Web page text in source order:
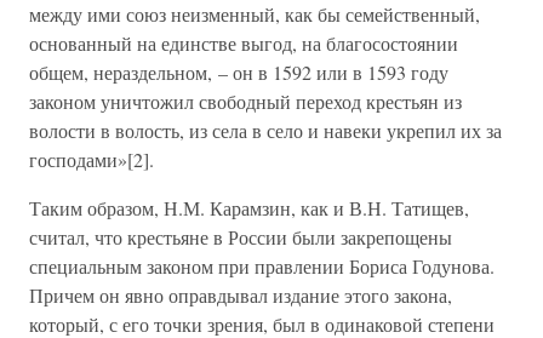
между ими союз неизменный, как бы семейственный,
основанный на единстве выгод, на благосостоянии
общем, нераздельном, – он в 1592 или в 1593 году
законом уничтожил свободный переход крестьян из
волости в волость, из села в село и навеки укрепил их за
господами»[2].
Таким образом, Н.М. Карамзин, как и В.Н. Татищев,
считал, что крестьяне в России были закрепощены
специальным законом при правлении Бориса Годунова.
Причем он явно оправдывал издание этого закона,
который, с его точки зрения, был в одинаковой степени